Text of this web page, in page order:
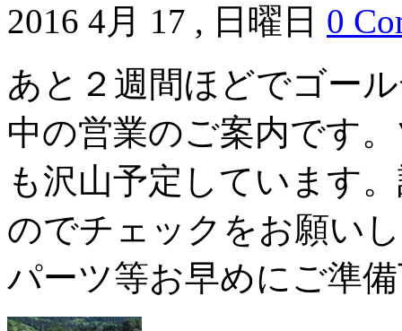
2016 4月 17 , 日曜日 0
あと２週間ほどでゴー
中の営業のご案内です
も沢山予定しています
のでチェックをお願い
パーツ等お早めにご準